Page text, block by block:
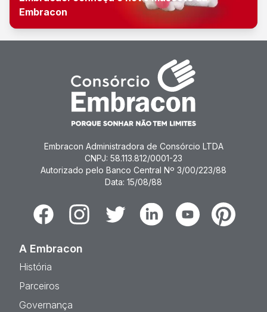
Embracon
Embracon Administradora de Consórcio LTDA
CNPJ: 58.113.812/0001-23
Autorizado pelo Banco Central Nº 3/00/223/88
Data: 15/08/88
FacebookInstagramTwitter LinkedinYoutubePinterest
A Embracon
História
Parceiros
Governança